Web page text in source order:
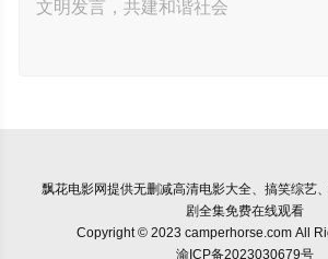
飘花电影网提供无删减高清电影大全、搞笑综艺
剧全集免费在线观看
Copyright © 2023 camperhorse.com All
渝ICP备2023030679号